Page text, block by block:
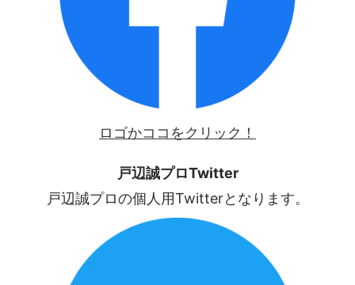
ロゴかココをクリック！
戸辺誠プロTwitter
戸辺誠プロの個人用Twitterとなります。